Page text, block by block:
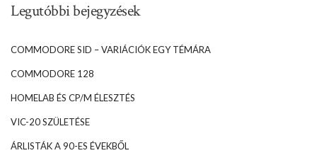
Legutóbbi bejegyzések
COMMODORE SID – VARIÁCIÓK EGY TÉMÁRA
COMMODORE 128
HOMELAB ÉS CP/M ÉLESZTÉS
VIC-20 SZÜLETÉSE
ÁRLISTÁK A 90-ES ÉVEKBŐL